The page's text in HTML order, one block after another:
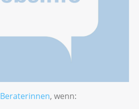
Beraterinnen, wenn: